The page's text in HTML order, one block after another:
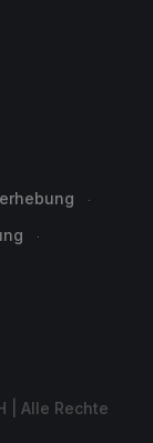
| Alle Rechte